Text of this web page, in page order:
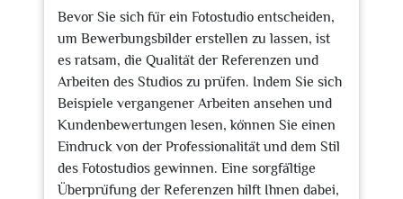
Bevor Sie sich für ein Fotostudio entscheiden,
um Bewerbungsbilder erstellen zu lassen, ist
es ratsam, die Qualität der Referenzen und
Arbeiten des Studios zu prüfen. Indem Sie sich
Beispiele vergangener Arbeiten ansehen und
Kundenbewertungen lesen, können Sie einen
Eindruck von der Professionalität und dem Stil
des Fotostudios gewinnen. Eine sorgfältige
Überprüfung der Referenzen hilft Ihnen dabei,